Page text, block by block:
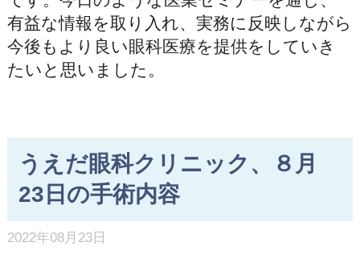
有益な情報を取り入れ、実務に反映しながら
今後もより良い眼科医療を提供をしていき
たいと思いました。
うえだ眼科クリニック、８月
23日の手術内容
2022年08月23日